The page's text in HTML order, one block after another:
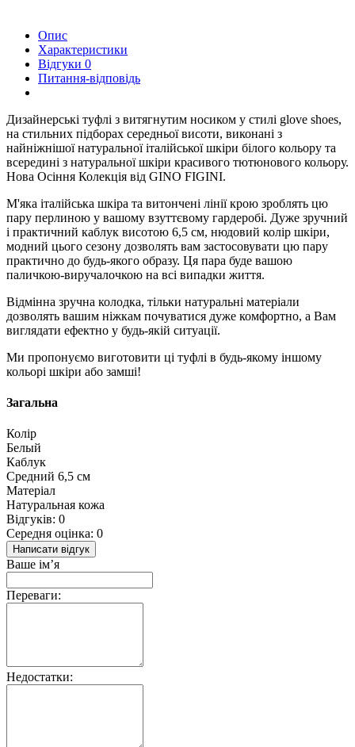
Опис
Характеристики
Відгуки 0
Питання-відповідь
Дизайнерські туфлі з витягнутим носиком у стилі glove shoes,
на стильних підборах середньої висоти, виконані з
найніжнішої натуральної італійської шкіри білого кольору та
всередині з натуральної шкіри красивого тютюнового кольору.
Нова Осіння Колекція від GINO FIGINI.
М'яка італійська шкіра та витончені лінії крою зроблять цю
пару перлиною у вашому взуттєвому гардеробі. Дуже зручний
і практичний каблук висотою 6,5 см, нюдовий колір шкіри,
модний цього сезону дозволять вам застосовувати цю пару
практично до будь-якого образу. Ця пара буде вашою
паличкою-виручалочкою на всі випадки життя.
Відмінна зручна колодка, тільки натуральні матеріали
дозволять вашим ніжкам почуватися дуже комфортно, а Вам
виглядати ефектно у будь-якій ситуації.
Ми пропонуємо виготовити ці туфлі в будь-якому іншому
кольорі шкіри або замші!
Загальна
Колір
Белый
Каблук
Средний 6,5 см
Матеріал
Натуральная кожа
Відгуків: 0
Середня оцінка: 0
Написати відгук
Ваше ім’я
Переваги:
Недостатки: